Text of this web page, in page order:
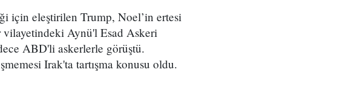
için eleştirilen Trump, Noel’in ertesi
vilayetindeki Aynü'l Esad Askeri
ABD'li askerlerle görüştü.
Irak'ta tartışma konusu oldu.